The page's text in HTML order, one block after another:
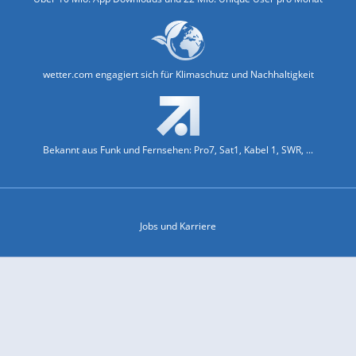
wetter.com engagiert sich für Klimaschutz und Nachhaltigkeit
Bekannt aus Funk und Fernsehen: Pro7, Sat1, Kabel 1, SWR, ...
Jobs und Karriere